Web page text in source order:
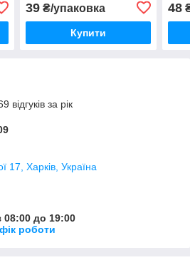
39₴/упаковка
Купити
48
відгуків за рік
17, Харків, Україна
08:00 до 19:00
роботи